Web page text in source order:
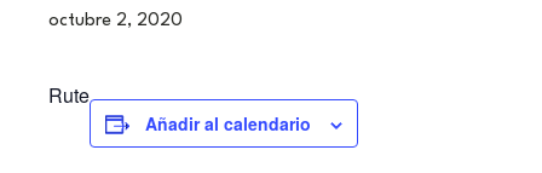
octubre 2, 2020
Rute
Añadir al calendario